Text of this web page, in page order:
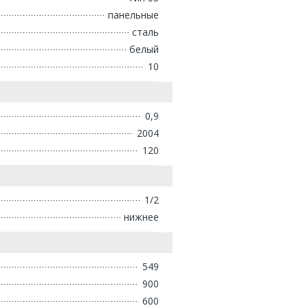
панельные
сталь
белый
10
0,9
2004
120
1/2
нижнее
549
900
600